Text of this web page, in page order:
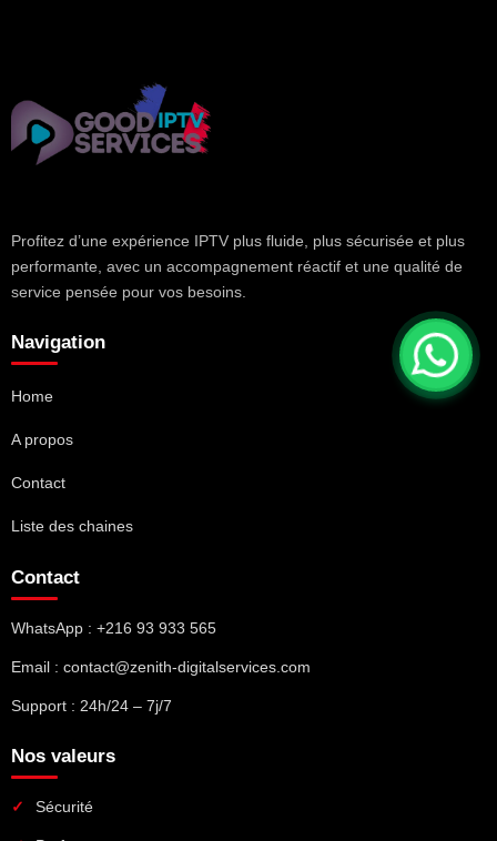
Profitez d’une expérience IPTV plus fluide, plus sécurisée et plus
performante, avec un accompagnement réactif et une qualité de
service pensée pour vos besoins.
Navigation
Home
A propos
Contact
Liste des chaines
Contact
WhatsApp : +216 93 933 565
Email : contact@zenith-digitalservices.com
Support : 24h/24 – 7j/7
Nos valeurs
Sécurité